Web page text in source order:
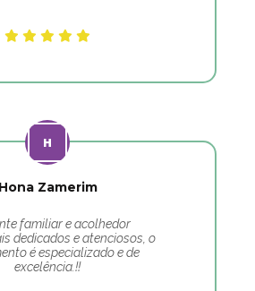
Hona Zamerim
familiar e acolhedor
dedicados e atenciosos, o
é especializado e de
excelência.!!